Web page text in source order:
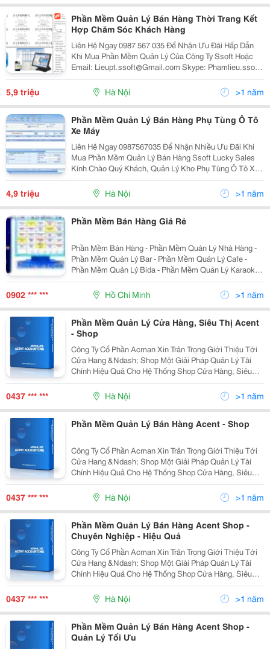
Phần Mềm Quản Lý Bán Hàng Thời Trang Kết
Hợp Chăm Sóc Khách Hàng
Liên Hệ Ngay 0987 567 035 Để Nhận Ưu Đãi Hấp Dẫn
Khi Mua Phần Mềm Quản Lý Của Công Ty Ssoft Hoặc
Email: Lieupt.ssoft@Gmail.com Skype: Phamlieu.ssoft
Kính Chào Quý Khách, Ssoft Là Một Trong Những Công
Ty Nổi Tiếng Về Cung Cấp Phần Mềm Cho
5,9 triệu Hà Nội >1 năm
Phần Mềm Quản Lý Bán Hàng Phụ Tùng Ô Tô
Xe Máy
Liên Hệ Ngay 0987567035 Để Nhận Nhiều Ưu Đãi Khi
Mua Phần Mềm Quản Lý Bán Hàng Ssoft Lucky Sales
Kính Chào Quý Khách, Quản Lý Kho Phụ Tùng Ô Tô Xe
Máy Không Phải Là Chuyện Đơn Giản, Vì Đây Là Loại
Hình Kinh Doanh Có Nhiều Đặc Thù Riêng. Phụ
4,9 triệu Hà Nội >1 năm
Phần Mềm Bán Hàng Giá Rẻ
Phần Mềm Bán Hàng - Phần Mềm Quản Lý Nhà Hàng -
Phần Mềm Quản Lý Bar - Phần Mềm Quản Lý Cafe -
Phần Mềm Quản Lý Bida - Phần Mềm Quản Lý Karaoke -
Phần Mềm Quản Lý Beauty Salon - Phần Mềm Quản Lý
Spa / Massage - Phần Mềm Quản L
0902 *** *** Hồ Chí Minh >1 năm
Phần Mềm Quản Lý Cửa Hàng, Siêu Thị Acent
- Shop
Công Ty Cổ Phần Acman Xin Trân Trọng Giới Thiệu Tới
Cửa Hang &Ndash; Shop Một Giải Pháp Quản Lý Tài
Chính Hiệu Quả Cho Hệ Thống Shop Cửa Hàng, Siêu
Thị! I. Mô Hình Quản Lý Hoạt Động Kinh Doanh Tại Hệ
Thống Shop - Siêu Thị 1. Là Một Nhà Kinh Doa
0437 *** *** Hà Nội >1 năm
Phần Mềm Quản Lý Bán Hàng Acent - Shop
Công Ty Cổ Phần Acman Xin Trân Trọng Giới Thiệu Tới
Cửa Hang &Ndash; Shop Một Giải Pháp Quản Lý Tài
Chính Hiệu Quả Cho Hệ Thống Shop Cửa Hàng, Siêu
Thị! I. Mô Hình Quản Lý Hoạt Động Kinh Doanh Tại Hệ
Thống Shop - Siêu Thị 1. Là Một Nhà Kinh Doa
0437 *** *** Hà Nội >1 năm
Phần Mềm Quản Lý Bán Hàng Acent Shop -
Chuyên Nghiệp - Hiệu Quả
Công Ty Cổ Phần Acman Xin Trân Trọng Giới Thiệu Tới
Cửa Hang &Ndash; Shop Một Giải Pháp Quản Lý Tài
Chính Hiệu Quả Cho Hệ Thống Shop Cửa Hàng, Siêu
Thị! I. Mô Hình Quản Lý Hoạt Động Kinh Doanh Tại Hệ
Thống Shop - Siêu Thị 1. Là Một Nhà Kinh Doa
0437 *** *** Hà Nội >1 năm
Phần Mềm Quản Lý Bán Hàng Acent Shop -
Quản Lý Tối Ưu